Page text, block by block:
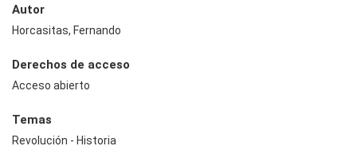
Autor
Horcasitas, Fernando
Derechos de acceso
Acceso abierto
Temas
Revolución - Historia